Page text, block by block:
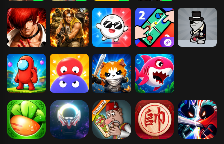
骗子酒吧 捣蛋鹅
茶杯头-最后一
道美味
使命召唤16：
现代战争
拳皇97 合金弹头3
双人小游戏合
集1
双人竞技决斗
场
红蓝岛香肠人 大头顶小头 智勇大冲关
大鱼吃小鱼 三
人版